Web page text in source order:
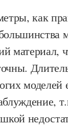
как
материал,
моделей